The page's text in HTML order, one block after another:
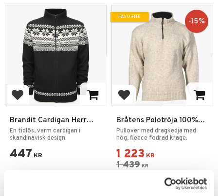
Add to favorites
Brandit Cardigan Herr
Norweger Norsk Kofta
En tidlös, varm cardigan i
skandinavisk design.
447 KR
Add to favorites
Bråtens Polotröja 100%
Ull
Pullover med dragkedja med
hög, fleece fodrad krage.
1 223 KR
1 439 KR
15%
FAVORITE